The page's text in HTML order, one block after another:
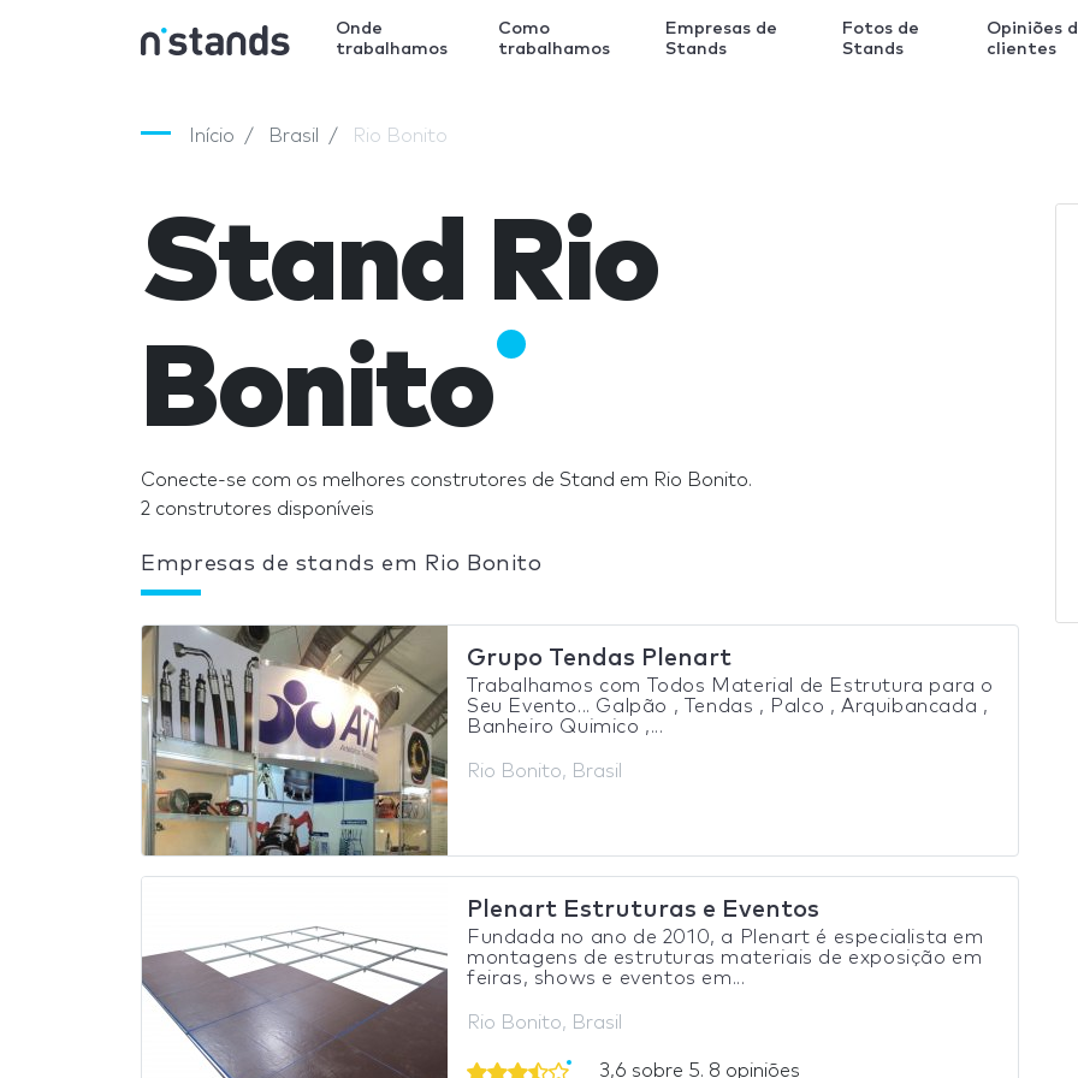
Onde
trabalhamos
Como
trabalhamos
Empresas de
Stands
Fotos de
Stands
Opiniões
clientes
Início Brasil Rio Bonito
Stand Rio
Bonito
Conecte-se com os melhores construtores de Stand em Rio Bonito.
2 construtores disponíveis
Empresas de stands em Rio Bonito
Grupo Tendas Plenart
Trabalhamos com Todos Material de Estrutura para o
Seu Evento... Galpão , Tendas , Palco , Arquibancada ,
Banheiro Quimico ,...
Rio Bonito, Brasil
Plenart Estruturas e Eventos
Fundada no ano de 2010, a Plenart é especialista em
montagens de estruturas materiais de exposição em
feiras, shows e eventos em...
Rio Bonito, Brasil
3,6 sobre 5. 8 opiniões